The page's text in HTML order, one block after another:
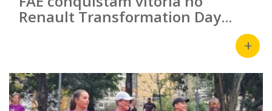
Renault Transformation Day...
+